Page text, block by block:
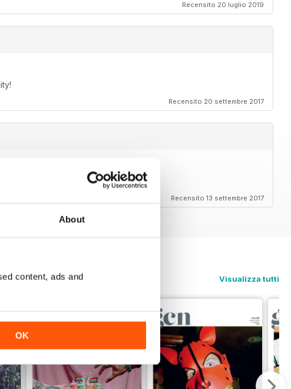
About
content, ads and
OK
Recensito 20 luglio 2019
Recensito 20 settembre 2017
Recensito 13 settembre 2017
Visualizza tutti